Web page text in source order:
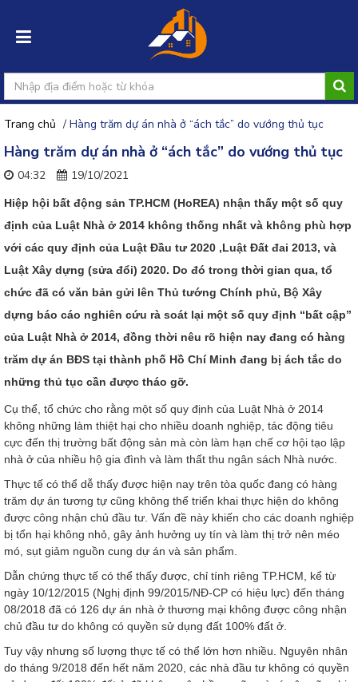
nhập
Đăng
ký
Đăng
tin
rao
Trang chủ / Hàng trăm dự án nhà ở “ách tắc” do vướng thủ tục
Hàng trăm dự án nhà ở “ách tắc” do vướng thủ tục
04:32 19/10/2021
Hiệp hội bất động sản TP.HCM (HoREA) nhận thấy một số quy
định của Luật Nhà ở 2014 không thống nhất và không phù hợp
với các quy định của Luật Đầu tư 2020 ,Luật Đất đai 2013, và
Luật Xây dựng (sửa đổi) 2020. Do đó trong thời gian qua, tổ
chức đã có văn bản gửi lên Thủ tướng Chính phủ, Bộ Xây
dựng báo cáo nghiên cứu rà soát lại một số quy định “bất cập”
của Luật Nhà ở 2014, đồng thời nêu rõ hiện nay đang có hàng
trăm dự án BĐS tại thành phố Hồ Chí Minh đang bị ách tắc do
những thủ tục cần được tháo gỡ.
Cụ thể, tổ chức cho rằng một số quy định của Luật Nhà ở 2014
không những làm thiệt hại cho nhiều doanh nghiệp, tác động tiêu
cực đến thị trường bất động sản mà còn làm hạn chế cơ hội tạo lập
nhà ở của nhiều hộ gia đình và làm thất thu ngân sách Nhà nước.
Thực tế có thể dễ thấy được hiện nay trên tòa quốc đang có hàng
trăm dự án tương tự cũng không thể triển khai thực hiện do không
được công nhận chủ đầu tư. Vấn đề này khiến cho các doanh nghiệp
bị tổn hại không nhỏ, gây ảnh hưởng uy tín và làm thị trở nên méo
mó, sụt giảm nguồn cung dự án và sản phẩm.
Dẫn chứng thực tế có thể thấy được, chỉ tính riêng TP.HCM, kể từ
ngày 10/12/2015 (Nghị định 99/2015/NĐ-CP có hiệu lực) đến tháng
08/2018 đã có 126 dự án nhà ở thương mại không được công nhận
chủ đầu tư do không có quyền sử dụng đất 100% đất ở.
Tuy vậy nhưng số lượng thực tế có thể lớn hơn nhiều. Nguyên nhân
do tháng 9/2018 đến hết năm 2020, các nhà đầu tư không có quyền